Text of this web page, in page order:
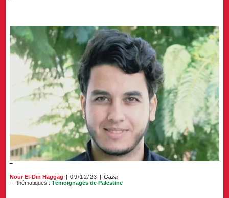
Nour El-Din Haggag 09/12/23
Gaza
— thématiques :Témoignages de Palestine